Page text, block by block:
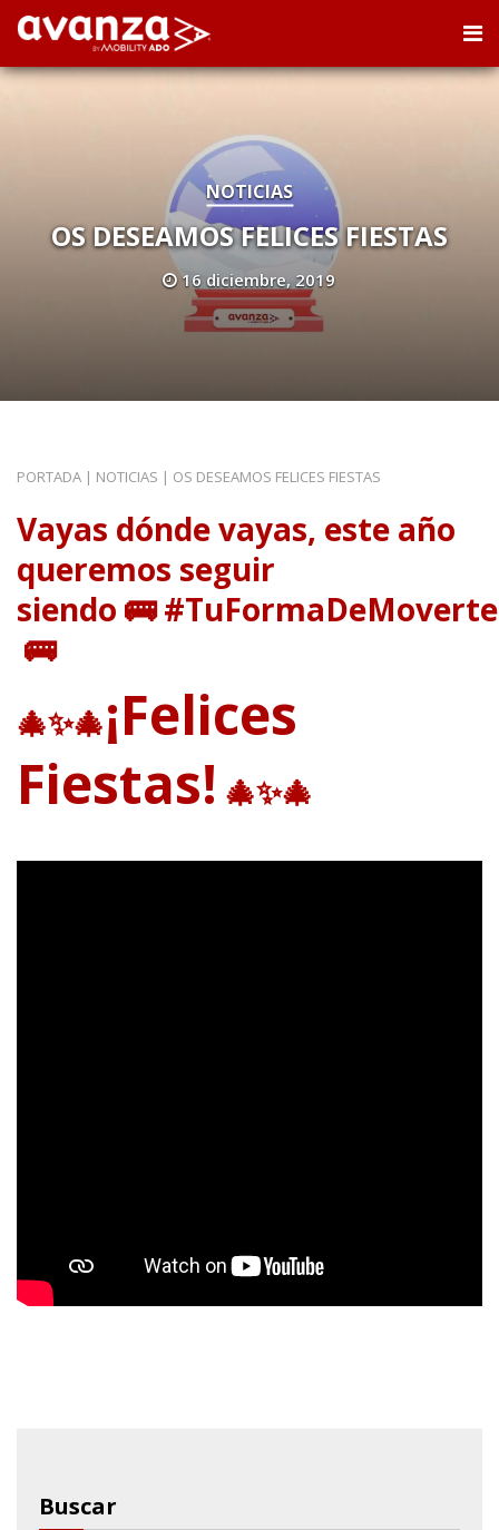
NOTICIAS
OS DESEAMOS FELICES FIESTAS
16 diciembre, 2019
PORTADA | NOTICIAS | OS DESEAMOS FELICES FIESTAS
Vayas dónde vayas, este año
queremos seguir
siendo 🚌 #TuFormaDeMoverte
🚌
🎄✨🎄¡Felices
Fiestas! 🎄✨🎄
Buscar